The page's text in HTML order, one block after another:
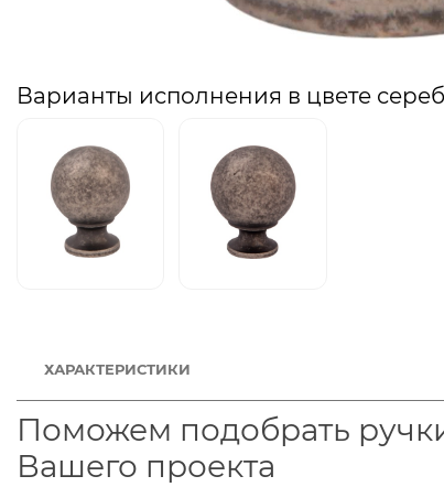
Варианты исполнения в цвете
ХАРАКТЕРИСТИКИ
Поможем подобрать
Вашего проекта